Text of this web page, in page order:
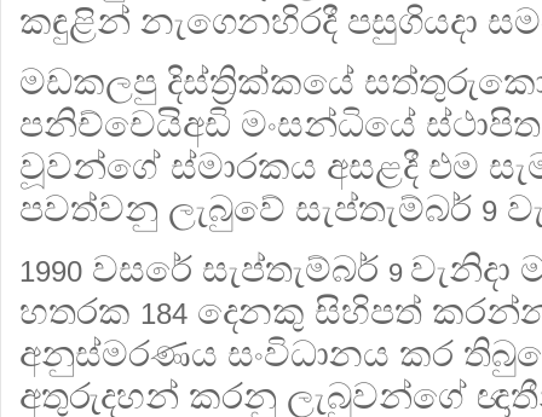
කඳුළින් නැගෙනහිරදී පසුගියදා
මඩකලපු දිස්ත්‍රික්කයේ
පනිච්චෙයිඅඩි මංසන්ධියේ
වූවන්ගේ ස්‌මාරකය අසළදී එම
පවත්වනු ලැබුවේ සැප්තැම්බර් 9
1990 වසරේ සැප්තැම්බර් 9 වැනිදා
හතරක 184 දෙනකු සිහිපත්
අනුස්මරණය සංවිධානය කර
අතුරුදහන් කරනු ලැබුවන්ගේ